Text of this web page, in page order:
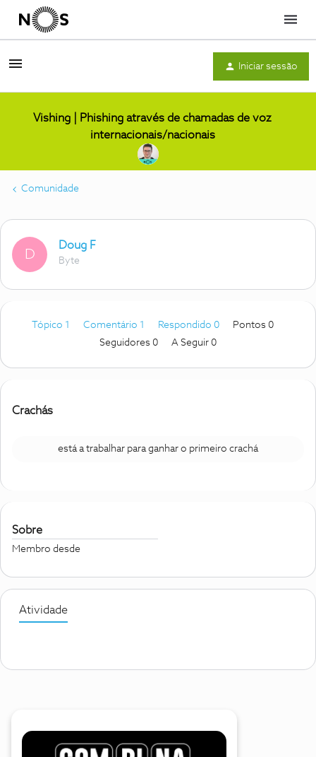
Menu
Iniciar sessão
Vishing | Phishing através de chamadas de voz
internacionais/nacionais
Comunidade
D
Doug F
Byte
Tópico 1 Comentário 1 Respondido 0
Pontos 0
Seguidores 0 A Seguir 0
Crachás
está a trabalhar para ganhar o primeiro crachá
Sobre
Membro desde
Atividade